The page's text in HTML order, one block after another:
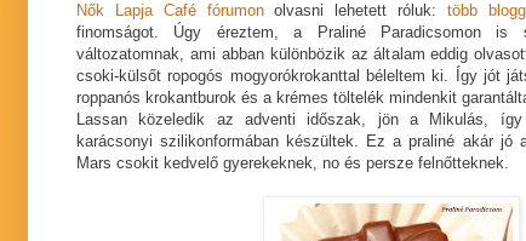
Nők Lapja Café fórumonolvasni lehetett róluk: több
finomságot. Úgy éreztem, a Praliné Paradicsomon is
változatomnak, ami abban különbözik az általam eddig
csoki-külsőt ropogós mogyorókrokanttal béleltem ki. Így jót
roppanós krokantburok és a krémes töltelék mindenkit
Lassan közeledik az adventi időszak, jön a Mikulás,
karácsonyi szilikonformában készültek. Ez a praliné akár jó
Mars csokit kedvelő gyerekeknek, no és persze felnőtteknek.